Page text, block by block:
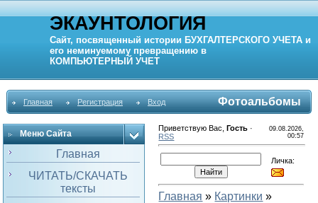
ЭКАУНТОЛОГИЯ
Сайт, посвященный истории БУХГАЛТЕРСКОГО УЧЕТА и
его неминуемому превращению в
КОМПЬЮТЕРНЫЙ УЧЕТ
Главная Регистрация Вход Фотоальбомы
Меню Сайта
Главная
ЧИТАТЬ/СКАЧАТЬ
тексты
Приветствую Вас ,Гость ·
RSS
09.08.2026,
00:57
Личка:
Главная » Картинки »